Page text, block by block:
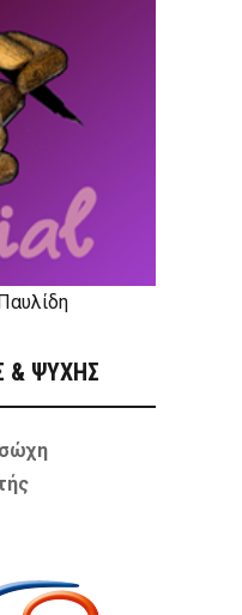
& ΨΥΧΗΣ